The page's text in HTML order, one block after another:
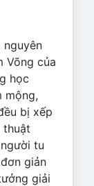
nguyên
Võng của
học
mộng,
bị xếp
thuật
tu
giản
giải